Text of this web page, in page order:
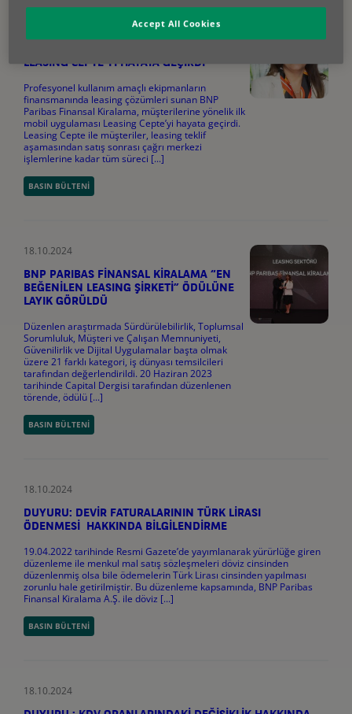
LEASING CEPTE’Yİ HAYATA GEÇİRDİ
Profesyonel kullanım amaçlı ekipmanların
finansmanında leasing çözümleri sunan BNP
Paribas Finansal Kiralama, müşterilerine yönelik ilk
mobil uygulaması Leasing Cepte’yi hayata geçirdi.
Leasing Cepte ile müşteriler, leasing teklif
aşamasından satış sonrası çağrı merkezi
işlemlerine kadar tüm süreci [...]
BASIN BÜLTENI
18.10.2024
BNP PARIBAS FİNANSAL KİRALAMA “EN
BEĞENİLEN LEASING ŞİRKETİ” ÖDÜLÜNE
LAYIK GÖRÜLDÜ
Düzenlen araştırmada Sürdürülebilirlik, Toplumsal
Sorumluluk, Müşteri ve Çalışan Memnuniyeti,
Güvenilirlik ve Dijital Uygulamalar başta olmak
üzere 21 farklı kategori, iş dünyası temsilcileri
tarafından değerlendirildi. 20 Haziran 2023
tarihinde Capital Dergisi tarafından düzenlenen
törende, ödülü [...]
BASIN BÜLTENI
18.10.2024
DUYURU: DEVİR FATURALARININ TÜRK LİRASI
ÖDENMESİ HAKKINDA BİLGİLENDİRME
19.04.2022 tarihinde Resmi Gazete’de yayımlanarak yürürlüğe giren
düzenleme ile menkul mal satış sözleşmeleri döviz cinsinden
düzenlenmiş olsa bile ödemelerin Türk Lirası cinsinden yapılması
zorunlu hale getirilmiştir. Bu düzenleme kapsamında, BNP Paribas
Finansal Kiralama A.Ş. ile döviz [...]
BASIN BÜLTENI
18.10.2024
Accept All Cookies